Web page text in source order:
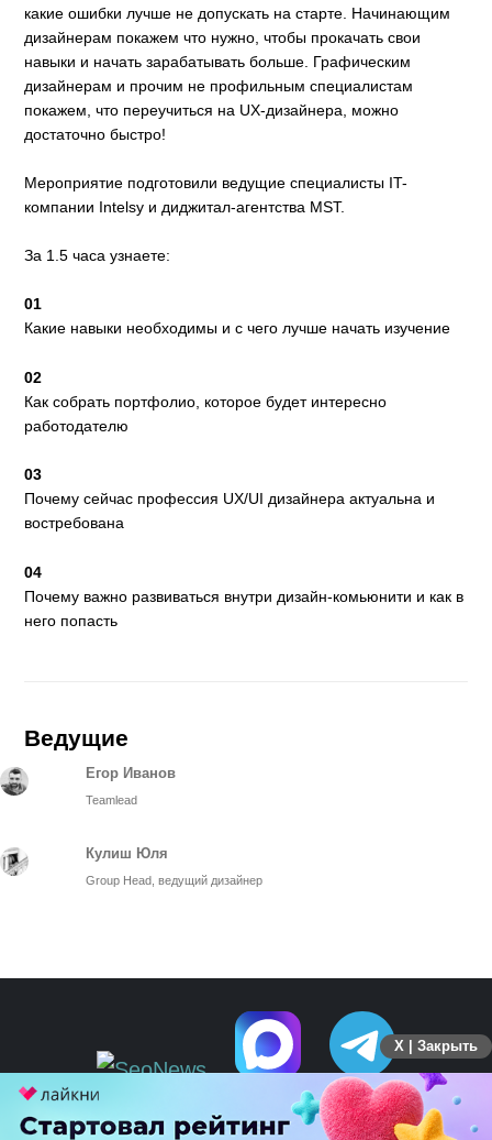
какие ошибки лучше не допускать на старте. Начинающим
дизайнерам покажем что нужно, чтобы прокачать свои
навыки и начать зарабатывать больше. Графическим
дизайнерам и прочим не профильным специалистам
покажем, что переучиться на UX-дизайнера, можно
достаточно быстро!
Мероприятие подготовили ведущие специалисты IT-
компании Intelsy и диджитал-агентства MST.
За 1.5 часа узнаете:
01
Какие навыки необходимы и с чего лучше начать изучение
02
Как собрать портфолио, которое будет интересно
работодателю
03
Почему сейчас профессия UX/UI дизайнера актуальна и
востребована
04
Почему важно развиваться внутри дизайн-комьюнити и как в
него попасть
Ведущие
Егор Иванов
Teamlead
Кулиш Юля
Group Head, ведущий дизайнер
X | Закрыть
ПЕРЕЙТИ НА ПОЛНУЮ ВЕРСИЮ